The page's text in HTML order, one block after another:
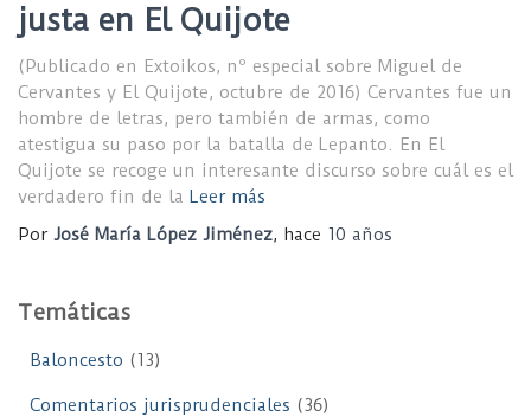
justa en El Quijote
(Publicado en Extoikos, nº especial sobre Miguel de
Cervantes y El Quijote, octubre de 2016) Cervantes fue un
hombre de letras, pero también de armas, como
atestigua su paso por la batalla de Lepanto. En El
Quijote se recoge un interesante discurso sobre cuál es el
verdadero fin de la Leer más
Por José María López Jiménez, hace 10 años
Temáticas
Baloncesto (13)
Comentarios jurisprudenciales (36)